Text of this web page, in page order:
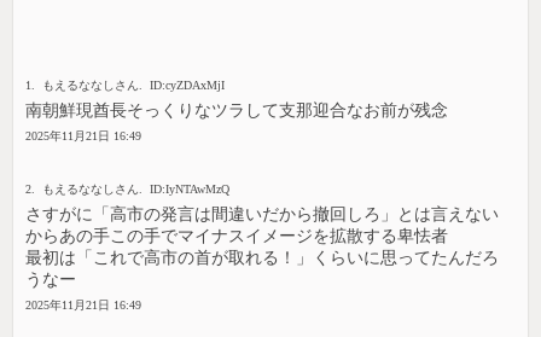
1. もえるななしさん. ID:cyZDAxMjI
南朝鮮現酋長そっくりなツラして支那迎合なお前が残念
2025年11月21日 16:49
2. もえるななしさん. ID:IyNTAwMzQ
さすがに「高市の発言は間違いだから撤回しろ」とは言えない
からあの手この手でマイナスイメージを拡散する卑怯者
最初は「これで高市の首が取れる！」くらいに思ってたんだろ
うなー
2025年11月21日 16:49